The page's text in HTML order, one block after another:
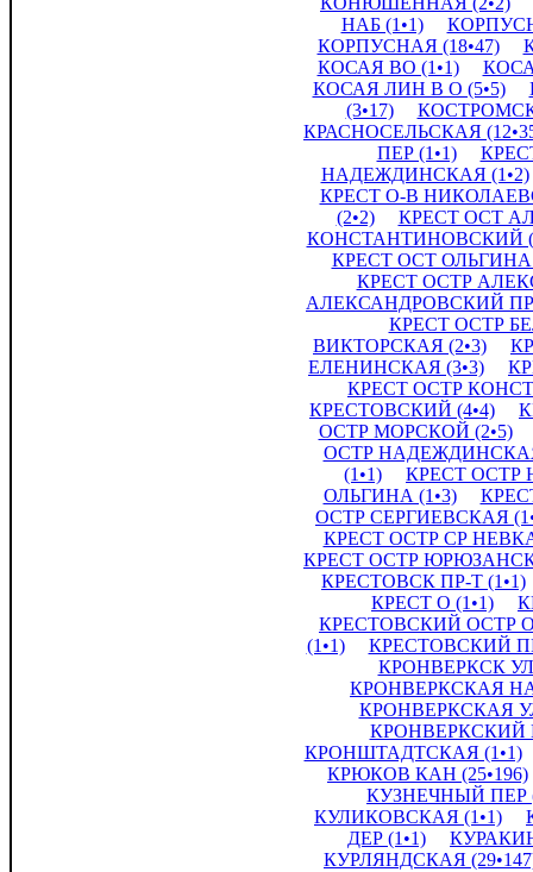
НАБ (1•1)
КОРПУСН
КОРПУСНАЯ (18•47)
КОСАЯ ВО (1•1)
КОСАЯ ЛИН В О (5•5)
(3•17)
КРАСНОСЕЛЬСКАЯ
ПЕР (1•1)
НАДЕЖДИНСКАЯ (1•2)
КРЕСТ О-В
(2•2)
КРЕСТ ОСТ
КОНСТАНТИНОВСКИЙ
КРЕСТ ОСТ ОЛЬГИНА
КРЕСТ ОСТР
АЛЕКСАНДРОВСКИЙ ПР
КРЕСТ ОСТР
ВИКТОРСКАЯ (2•3)
ЕЛЕНИНСКАЯ (3•3)
КРЕСТ ОСТР
КРЕСТОВСКИЙ (4•4)
ОСТР МОРСКОЙ (2•5)
ОСТР НАДЕЖДИНСКАЯ
(1•1)
КРЕСТ ОСТР
ОЛЬГИНА (1•3)
ОСТР СЕРГИЕВСКАЯ
КРЕСТ ОСТР СР НЕВКА
КРЕСТ ОСТР
КРЕСТОВСК ПР-Т (1•1)
КРЕСТ О (1•1)
КРЕСТОВСКИЙ ОСТР
(1•1)
КРЕСТОВСКИЙ
КРОНВЕРКСК УЛ
КРОНВЕРКСКАЯ
КРОНВЕРКСКАЯ
КРОНВЕРКСКИЙ
КРОНШТАДТСКАЯ (1•1)
КРЮКОВ КАН (25•196)
КУЗНЕЧНЫЙ ПЕР
КУЛИКОВСКАЯ (1•1)
ДЕР (1•1)
КУРЛЯНДСКАЯ